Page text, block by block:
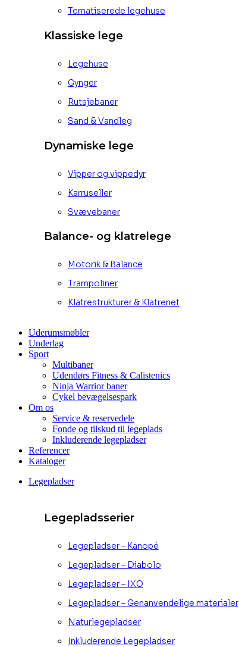
Tematiserede legehuse
Klassiske lege
Legehuse
Gynger
Rutsjebaner
Sand & Vandleg
Dynamiske lege
Vipper og vippedyr
Karruseller
Svævebaner
Balance- og klatrelege
Motorik & Balance
Trampoliner
Klatrestrukturer & Klatrenet
Uderumsmøbler
Underlag
Sport
Multibaner
Udendørs Fitness & Calistenics
Ninja Warrior baner
Cykel bevægelsespark
Om os
Service & reservedele
Fonde og tilskud til legeplads
Inkluderende legepladser
Referencer
Kataloger
Legepladser
Legepladsserier
Legepladser – Kanopé
Legepladser – Diabolo
Legepladser – IXO
Legepladser – Genanvendelige materialer
Naturlegepladser
Inkluderende Legepladser